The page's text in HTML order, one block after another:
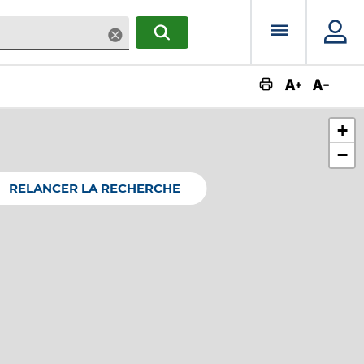
SupprimerRECHERCHERMenu
+
−
RELANCER LA RECHERCHE